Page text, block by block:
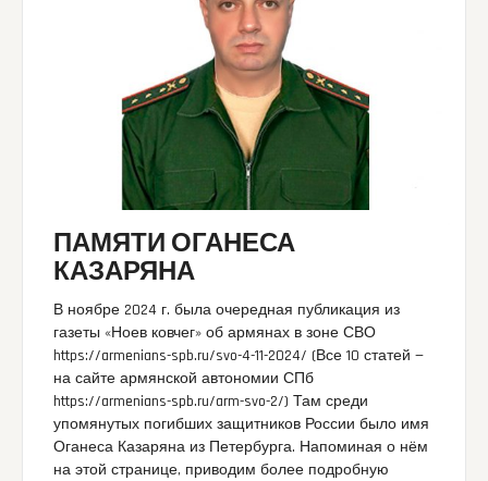
ПАМЯТИ ОГАНЕСА
КАЗАРЯНА
В ноябре 2024 г. была очередная публикация из
газеты «Ноев ковчег» об армянах в зоне СВО
https://armenians-spb.ru/svo-4-11-2024/ (Все 10 статей —
на сайте армянской автономии СПб
https://armenians-spb.ru/arm-svo-2/) Там среди
упомянутых погибших защитников России было имя
Оганеса Казаряна из Петербурга. Напоминая о нём
на этой странице, приводим более подробную